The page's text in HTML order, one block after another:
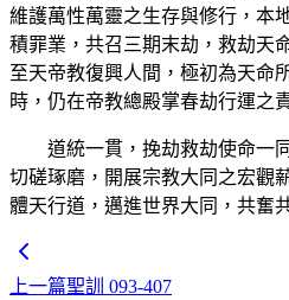
維護萬性萬靈之生存與修行，本
積罪業，共召三期末劫，救劫天
至天帝教復興人間，極初為天命
時，仍在帝教總殿掌春劫行運之
道統一貫，挽劫救劫使命一同
切磋琢磨，開展宗教大同之宏觀
體天行道，邁進世界大同，共奮
上一篇聖訓 093-407